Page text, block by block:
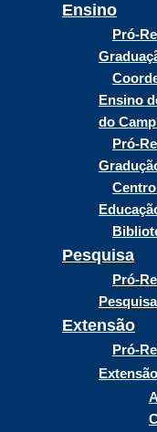
Ensino
Pró-
Ensino
do
Pró-
Pesquisa
Pró-
Extensão
Pró-
Extensão